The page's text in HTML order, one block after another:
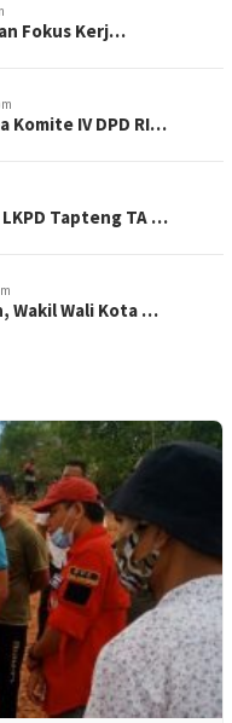
Fokus Kerj…
Komite IV DPD RI…
Tapteng TA …
Wakil Wali Kota …